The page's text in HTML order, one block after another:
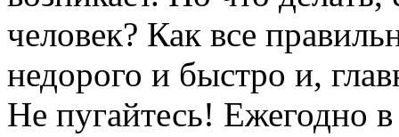
человек? Как все
недорого и быстро и,
Не пугайтесь! Ежегодно